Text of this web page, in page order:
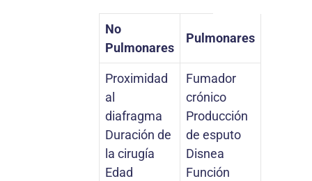
No
Pulmonares
Pulmonares
Proximidad
al
diafragma
Duración de
la cirugía
Edad
Fumador
crónico
Producción
de esputo
Disnea
Función